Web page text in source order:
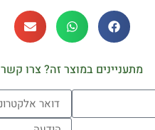
מתעניינים במוצר זה? צרו קשר